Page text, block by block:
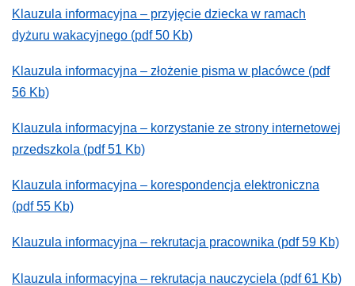
Klauzula informacyjna – przyjęcie dziecka w ramach
dyżuru wakacyjnego (pdf 50 Kb)
Klauzula informacyjna – złożenie pisma w placówce (pdf
56 Kb)
Klauzula informacyjna – korzystanie ze strony internetowej
przedszkola (pdf 51 Kb)
Klauzula informacyjna – korespondencja elektroniczna
(pdf 55 Kb)
Klauzula informacyjna – rekrutacja pracownika (pdf 59 Kb)
Klauzula informacyjna – rekrutacja nauczyciela (pdf 61 Kb)